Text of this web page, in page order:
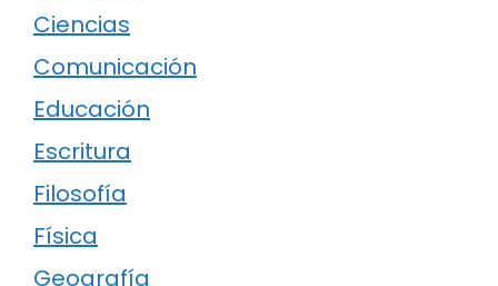
Ciencias
Comunicación
Educación
Escritura
Filosofía
Física
Geografía